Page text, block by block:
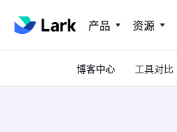
产品 资源
博客中心 工具对比